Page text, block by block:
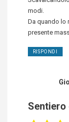
modi.
Da quando lo
presente
RISPONDI